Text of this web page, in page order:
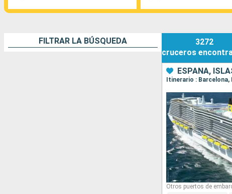
FILTRAR LA BÚSQUEDA
3272
cruceros
ESPAÑA,
Itinerario :
Otros puertos de